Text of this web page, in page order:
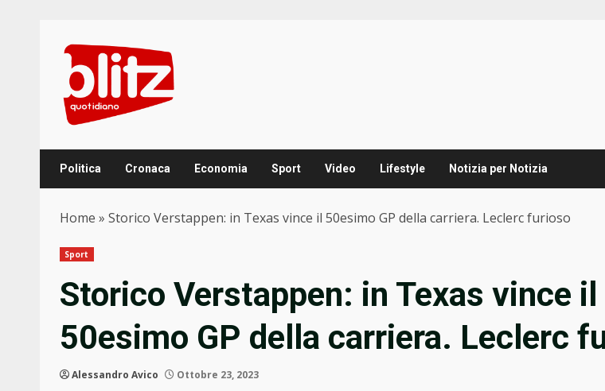
content
Politica Cronaca Economia Sport Video Lifestyle Notizia per Notizia
Home » Storico Verstappen: in Texas vince il 50esimo GP della carriera. Leclerc furioso
Sport
Storico Verstappen: in Texas vince il
50esimo GP della carriera. Leclerc
Alessandro Avico Ottobre 23, 2023